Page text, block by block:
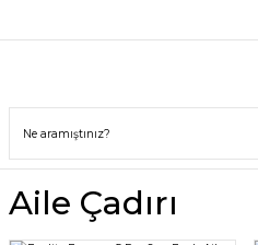
Aile Çadırı